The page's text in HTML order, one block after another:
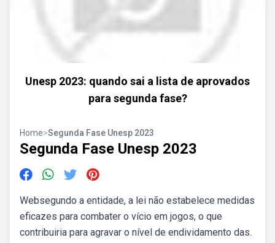
Unesp 2023: quando sai a lista de aprovados
para segunda fase?
Home>Segunda Fase Unesp 2023
Segunda Fase Unesp 2023
Websegundo a entidade, a lei não estabelece medidas
eficazes para combater o vício em jogos, o que
contribuiria para agravar o nível de endividamento das.